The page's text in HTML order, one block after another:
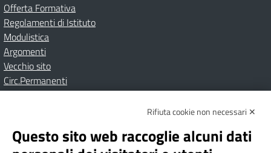
Offerta Formativa
Regolamenti di Istituto
Modulistica
Argomenti
Vecchio sito
Circ.Permanenti
Albo onlinePrivacy Policy
Dichiarazione di accessibilità
Note Legali
Rifiuta cookie non necessari ✕
Questo sito web raccoglie alcuni dati